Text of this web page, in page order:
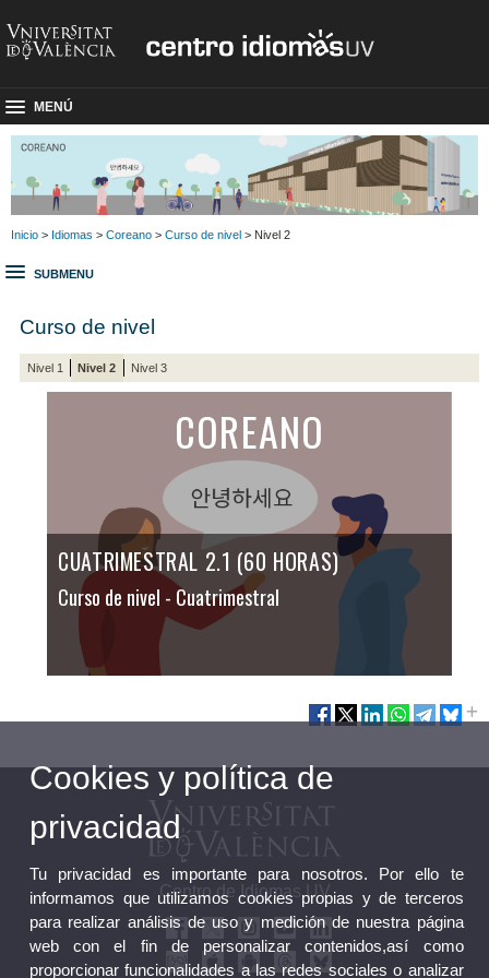
MENÚ
Inicio > Idiomas > Coreano > Curso de nivel > Nivel 2
SUBMENU
Curso de nivel
Nivel 1 Nivel 2 Nivel 3
COREANO
CUATRIMESTRAL 2.1 (60 HORAS)
Curso de nivel - Cuatrimestral
Centro de Idiomas UV
Cookies y política de
privacidad
Tu privacidad es importante para nosotros. Por ello te
informamos que utilizamos cookies propias y de terceros
para realizar análisis de uso y medición de nuestra página
web con el fin de personalizar contenidos,así como
proporcionar funcionalidades a las redes sociales o analizar